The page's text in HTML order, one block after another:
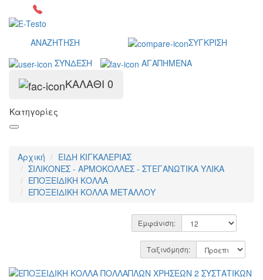
ΑΝΑΖΗΤΗΣΗ
ΣΥΓΚΡΙΣΗ
ΣΥΝΔΕΣΗ
ΑΓΑΠΗΜΕΝΑ
ΚΑΛΑΘΙ 0
Κατηγορίες
Αρχική
ΕΙΔΗ ΚΙΓΚΑΛΕΡΙΑΣ
ΣΙΛΙΚΟΝΕΣ - ΑΡΜΟΚΟΛΛΕΣ - ΣΤΕΓΑΝΩΤΙΚΑ ΥΛΙΚΑ
ΕΠΟΞΕΙΔΙΚΗ ΚΟΛΛΑ
ΕΠΟΞΕΙΔΙΚΗ ΚΟΛΛΑ ΜΕΤΑΛΛΟΥ
Εμφάνιση:
Ταξινόμηση: